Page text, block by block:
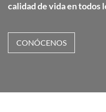
calidad de vida en todos
CONÓCENOS